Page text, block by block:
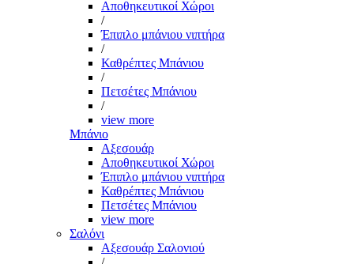
Αποθηκευτικοί Χώροι
/
Έπιπλο μπάνιου νιπτήρα
/
Καθρέπτες Μπάνιου
/
Πετσέτες Μπάνιου
/
view more
Μπάνιο
Αξεσουάρ
Αποθηκευτικοί Χώροι
Έπιπλο μπάνιου νιπτήρα
Καθρέπτες Μπάνιου
Πετσέτες Μπάνιου
view more
Σαλόνι
Αξεσουάρ Σαλονιού